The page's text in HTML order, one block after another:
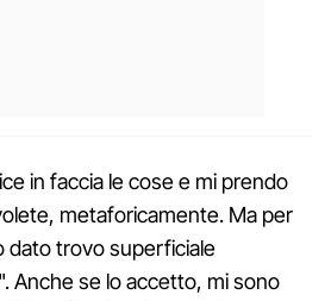
in faccia le cose e mi prendo
metaforicamente. Ma per
dato trovo superficiale
Anche se lo accetto, mi sono